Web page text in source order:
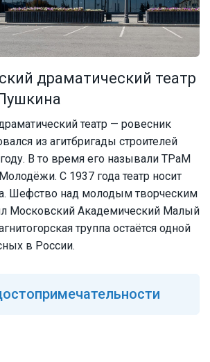
драматический театр
театр — ровесник
из агитбригады строителей
В то время его называли ТРаМ
С 1937 года театр носит
Шефство над молодым творческим
Московский Академический Малый
труппа остаётся одной
в России.